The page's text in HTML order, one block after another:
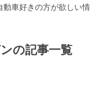
動車好きの方が欲しい情
の記事一覧